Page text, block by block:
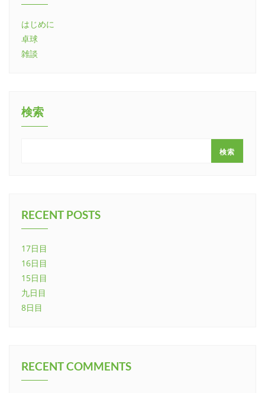
はじめに
卓球
雑談
検索
検索
RECENT POSTS
17日目
16日目
15日目
九日目
8日目
RECENT COMMENTS